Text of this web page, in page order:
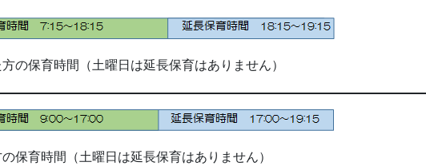
の保育時間（土曜日は延長保育はありません）
保育時間（土曜日は延長保育はありません）